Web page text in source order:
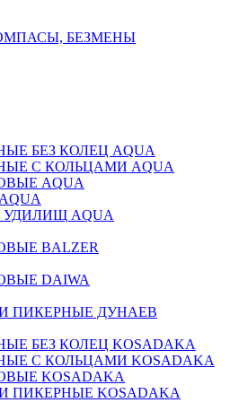
БЕЗМЕНЫ
БЕЗ КОЛЕЦ AQUA
С КОЛЬЦАМИ AQUA
AQUA
AQUA
BALZER
DAIWA
ПИКЕРНЫЕ ДУНАЕВ
БЕЗ КОЛЕЦ KOSADAKA
С КОЛЬЦАМИ KOSADAKA
KOSADAKA
KOSADAKA